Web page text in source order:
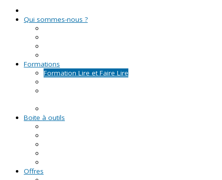
Qui sommes-nous ?
Formations
Formation Lire et Faire Lire
Boite à outils
Offres